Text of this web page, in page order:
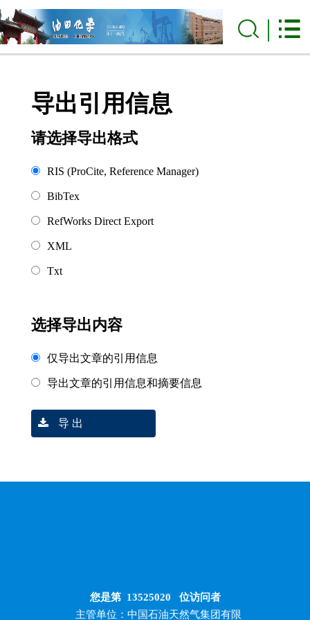
导出引用信息
请选择导出格式
RIS (ProCite, Reference Manager)
BibTex
RefWorks Direct Export
XML
Txt
选择导出内容
仅导出文章的引用信息
导出文章的引用信息和摘要信息
导 出
您是第 13525020 位访问者
主管单位：中国石油天然气集团有限